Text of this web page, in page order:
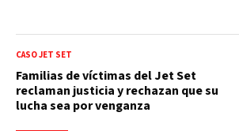
CASO JET SET
Familias de víctimas del Jet Set
reclaman justicia y rechazan que su
lucha sea por venganza